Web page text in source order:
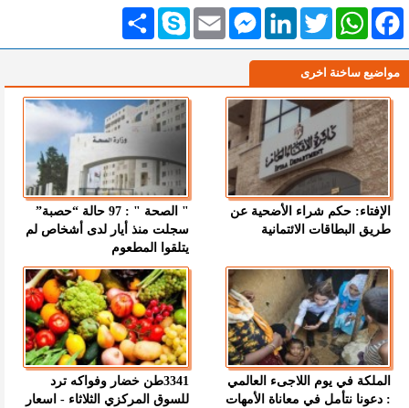
انشر Skype Email
MessengerLinkedInTwitterWhatsAppFacebook
مواضيع ساخنة اخرى
الإفتاء: حكم شراء الأضحية عن
طريق البطاقات الائتمانية
" الصحة " : 97 حالة “حصبة”
سجلت منذ أيار لدى أشخاص لم
يتلقوا المطعوم
الملكة في يوم اللاجىء العالمي
: دعونا نتأمل في معاناة الأمهات
3341طن خضار وفواكه ترد
للسوق المركزي الثلاثاء - اسعار